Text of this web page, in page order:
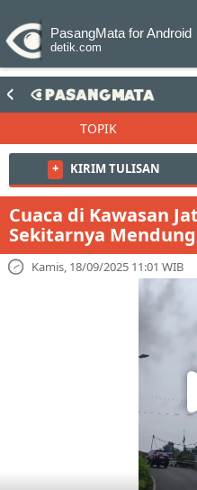
PasangMata for Android
detik.com
TOPIK
+ KIRIM TULISAN
Cuaca di Kawasan
Sekitarnya
Kamis, 18/09/2025 11:01 WIB